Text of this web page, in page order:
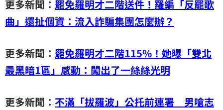
更多新聞： 罷免羅明才二階送件！羅編「反罷歌
曲」還扯個資：流入詐騙集團怎麼辦？
更多新聞： 罷免羅明才二階115%！她曝「雙北
最黑暗1區」感動：闖出了一絲絲光明
更多新聞： 不滿「拔羅波」公托前連署 男嗆志